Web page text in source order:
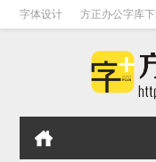
字体设计 方正办公字库